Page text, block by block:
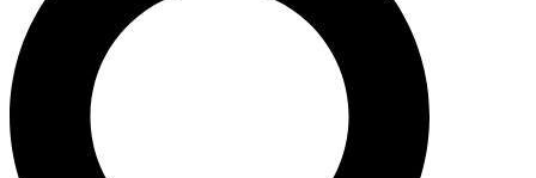
🎟 Karten bestellen